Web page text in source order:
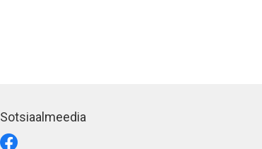
Sotsiaalmeedia